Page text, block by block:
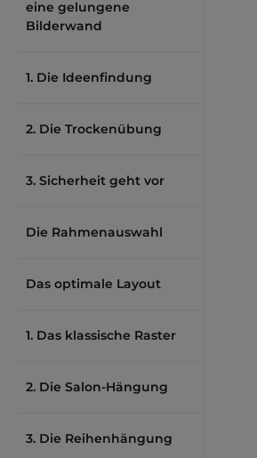
eine gelungene
Bilderwand
1. Die Ideenfindung
2. Die Trockenübung
3. Sicherheit geht vor
Die Rahmenauswahl
Das optimale Layout
1. Das klassische Raster
2. Die Salon-Hängung
3. Die Reihenhängung